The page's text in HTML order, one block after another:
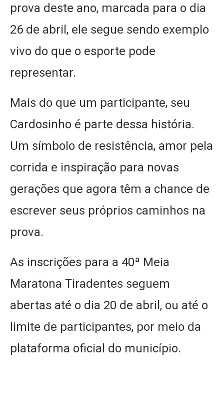
prova deste ano, marcada para o dia
26 de abril, ele segue sendo exemplo
vivo do que o esporte pode
representar.
Mais do que um participante, seu
Cardosinho é parte dessa história.
Um símbolo de resistência, amor pela
corrida e inspiração para novas
gerações que agora têm a chance de
escrever seus próprios caminhos na
prova.
As inscrições para a 40ª Meia
Maratona Tiradentes seguem
abertas até o dia 20 de abril, ou até o
limite de participantes, por meio da
plataforma oficial do município.